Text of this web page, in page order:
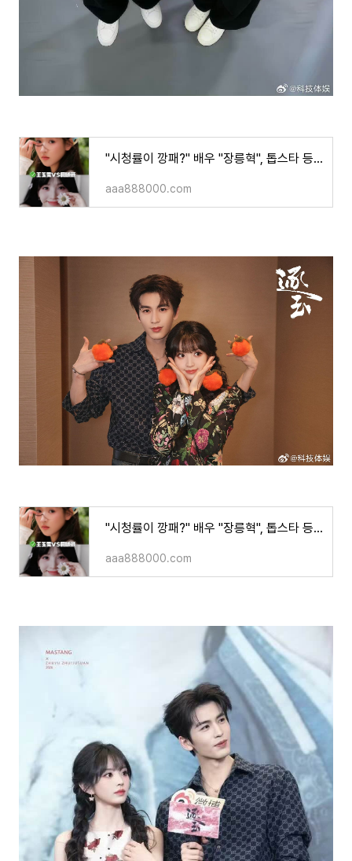
"시청률이 깡패?" 배우 "장릉혁", 톱스타 등극에 《자당 刺棠》 여주인공 배우 "왕옥문"에서 배우"
aaa888000.com
"시청률이 깡패?" 배우 "장릉혁", 톱스타 등극에 《자당 刺棠》 여주인공 배우 "왕옥문"에서 배우"
aaa888000.com